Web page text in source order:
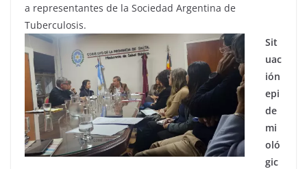
a representantes de la Sociedad Argentina de
Tuberculosis.
Sit
uac
ión
epi
de
mi
oló
gic